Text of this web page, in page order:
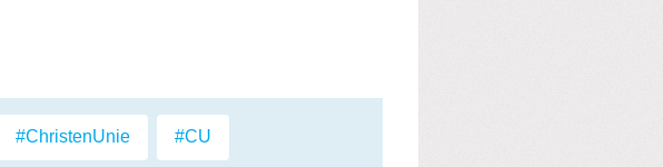
#ChristenUnie #CU